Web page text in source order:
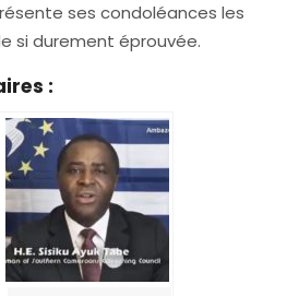
ses condoléances les
si durement éprouvée.
: